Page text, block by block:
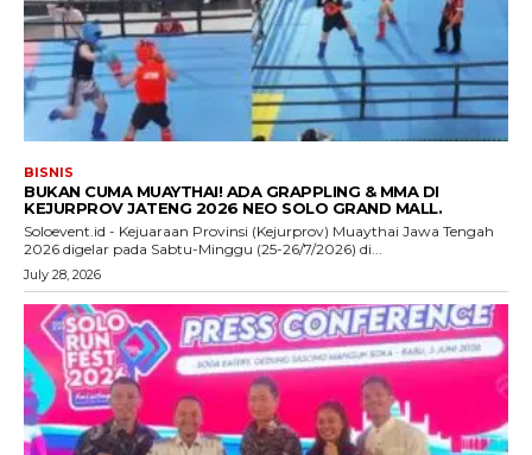
BISNIS
BUKAN CUMA MUAYTHAI! ADA GRAPPLING & MMA DI
KEJURPROV JATENG 2026 NEO SOLO GRAND MALL.
Soloevent.id - Kejuaraan Provinsi (Kejurprov) Muaythai Jawa Tengah
2026 digelar pada Sabtu-Minggu (25-26/7/2026) di...
July 28, 2026